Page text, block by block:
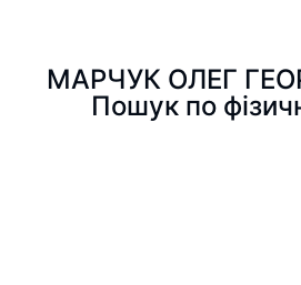
МАРЧУК ОЛЕГ
Пошук по